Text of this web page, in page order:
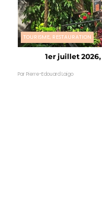
TOURISME, RESTAURATION
1er juillet
Par Pierre-Edouard Laigo